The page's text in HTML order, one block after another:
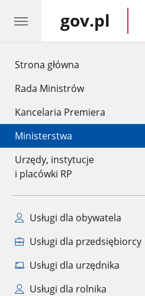
Strona główna
Rada Ministrów
Kancelaria Premiera
Ministerstwa
Urzędy, instytucje
i placówki RP
Usługi dla obywatela
Usługi dla przedsiębiorcy
Usługi dla urzędnika
Usługi dla rolnika
gov.pl